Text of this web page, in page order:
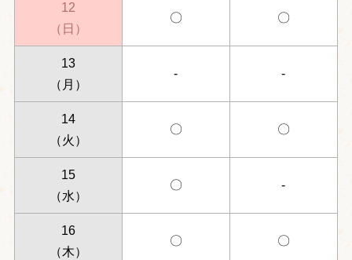
12
（日）
〇 〇
13
（月）
- -
14
（火）
〇 〇
15
（水）
〇 -
16
（木）
〇 〇